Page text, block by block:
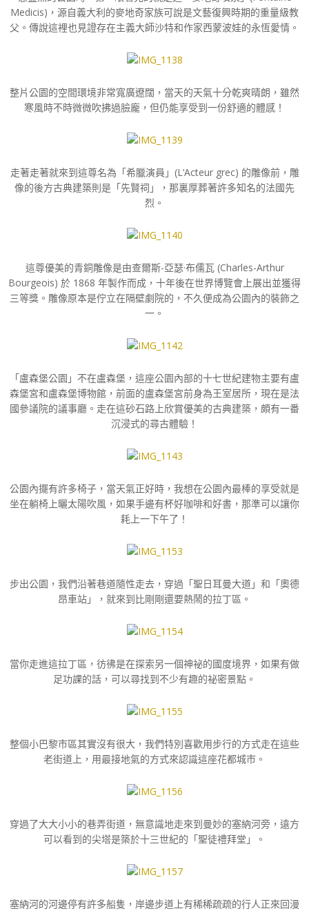
Medicis)，源自義大利的麥地奇家族可說是文藝復興時期的重量級教
父。傳說這裡也見證存在主義大師沙特和作家西蒙波娃的永恆愛情。
整片公園的空間環境非常寬廣遼闊，當天的天氣十分乾爽晴朗，雖然
寒風時不時微微吹拂過臉龐，但仍能享受到一份舒適的體感！
走著走著就來到這尊名為「希臘演員」(L’Acteur grec) 的雕像前，雕
像的後方古典建築則是「先賢祠」，那裏厚葬著許多知名的法國先
烈。
這尊優美的青銅雕像是由查爾斯-亞瑟·布儒瓦 (Charles-Arthur
Bourgeois) 於 1868 年製作而成，十年後在世界博覽會上展出並獲得
三等獎。雕像原本是佇立在隔壁劇院的，不久便成為公園內的裝飾之
一。
「盧森堡公園」不在盧森堡，這座公園內部的十七世紀建物主要有盧
森堡宮和盧森堡博物館，前面的盧森堡宮前身為王室居所，現在是法
國參議院的議事廳。走在這砂石路上欣賞優美的古典建築，頗有一番
沉浸式的尋古體驗！
公園內擺有許多椅子，當天氣正好時，我想在公園內最棒的享受就是
坐在躺椅上曬太陽吹風，如果手邊有杯好咖啡和好書，那準可以讓你
耗上一下午了！
步出公園，我們沿著巷道隨性走去，穿過「聖日耳曼大道」和「奧德
昂車站」，就來到比剛剛還要熱鬧的拉丁區。
當你走進這拉丁區，彷彿是在探索另一個神祕的國度境界，如果有做
足功課的話，可以尋找到不少有趣的祕密景點。
整個小巴黎市區其實沒有很大，我們特別喜歡用步行的方式走在這些
老街道上，用最接地氣的方式來認識這座花都城市。
穿過了大大小小的巷弄街道，無意識地走來到曼妙的塞納河旁，遠方
可以看到的尖塔是築於十三世紀的「聖徒禮拜堂」。
塞納河的河邊停有許多船隻，岸邊步道上有稀稀疏疏的行人正來回漫